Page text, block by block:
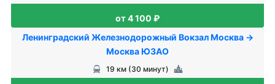
от 4 100 ₽
Ленинградский Железнодорожный Вокзал Москва →
Москва ЮЗАО
19 км (30 минут)